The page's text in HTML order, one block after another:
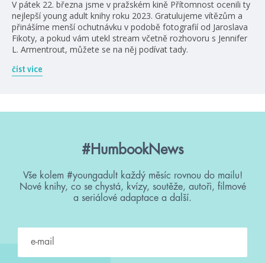
V pátek 22. března jsme v pražském kině Přítomnost ocenili ty
nejlepší young adult knihy roku 2023. Gratulujeme vítězům a
přinášíme menší ochutnávku v podobě fotografií od Jaroslava
Fikoty, a pokud vám utekl stream včetně rozhovoru s Jennifer
L. Armentrout, můžete se na něj podívat tady.
číst více
#HumbookNews
Vše kolem #youngadult každý měsíc rovnou do mailu!
Nové knihy, co se chystá, kvízy, soutěže, autoři, filmové
a seriálové adaptace a další.